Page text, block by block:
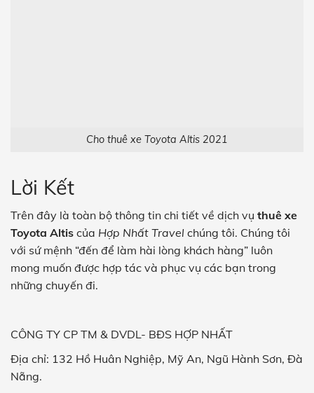
Cho thuê xe Toyota Altis 2021
Lời Kết
Trên đây là toàn bộ thông tin chi tiết về dịch vụ thuê xe
Toyota Altis của Hợp Nhất Travel chúng tôi. Chúng tôi
với sứ mệnh “đến để làm hài lòng khách hàng” luôn
mong muốn được hợp tác và phục vụ các bạn trong
những chuyến đi.
CÔNG TY CP TM & DVDL- BĐS HỢP NHẤT
Địa chỉ: 132 Hồ Huân Nghiệp, Mỹ An, Ngũ Hành Sơn, Đà
Nẵng.